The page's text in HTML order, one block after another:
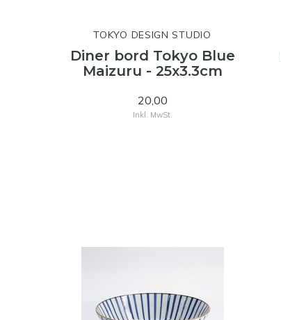
TOKYO DESIGN STUDIO
Diner bord Tokyo Blue
Maizuru - 25x3.3cm
20,00
Inkl. MwSt.